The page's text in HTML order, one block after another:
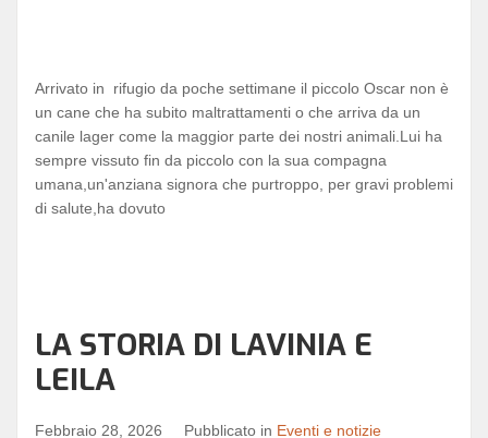
Arrivato in rifugio da poche settimane il piccolo Oscar non è
un cane che ha subito maltrattamenti o che arriva da un
canile lager come la maggior parte dei nostri animali.Lui ha
sempre vissuto fin da piccolo con la sua compagna
umana,un'anziana signora che purtroppo, per gravi problemi
di salute,ha dovuto
LA STORIA DI LAVINIA E
LEILA
Febbraio 28, 2026 Pubblicato in Eventi e notizie